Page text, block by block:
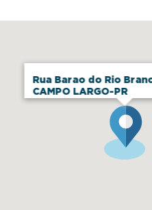
Rua Barao do Rio
CAMPO LARGO-PR